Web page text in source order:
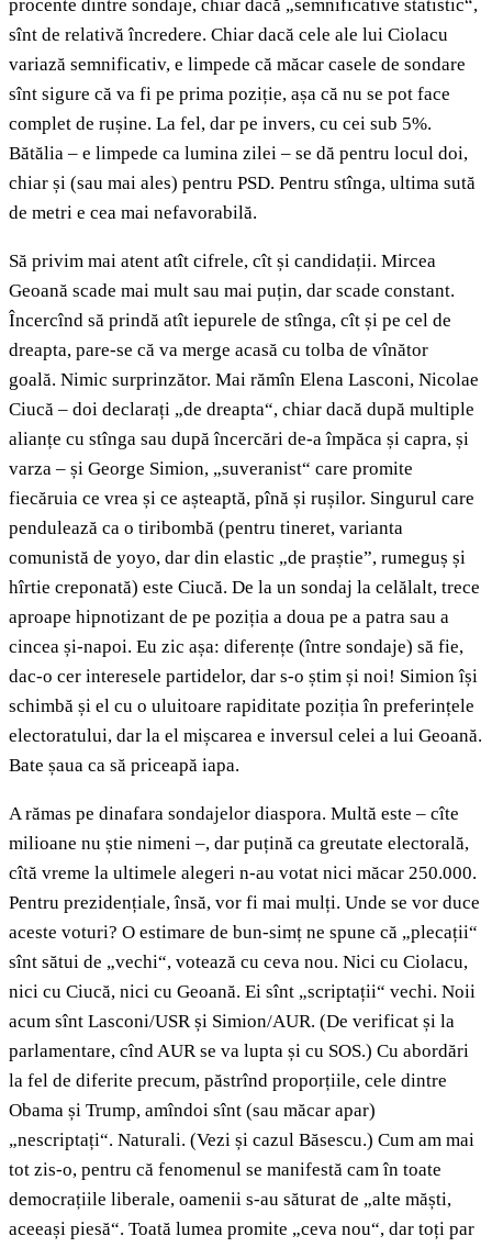
procente dintre sondaje, chiar dacă „semnificative statistic“,
sînt de relativă încredere. Chiar dacă cele ale lui Ciolacu
variază semnificativ, e limpede că măcar casele de sondare
sînt sigure că va fi pe prima poziție, așa că nu se pot face
complet de rușine. La fel, dar pe invers, cu cei sub 5%.
Bătălia – e limpede ca lumina zilei – se dă pentru locul doi,
chiar și (sau mai ales) pentru PSD. Pentru stînga, ultima sută
de metri e cea mai nefavorabilă.
Să privim mai atent atît cifrele, cît și candidații. Mircea
Geoană scade mai mult sau mai puțin, dar scade constant.
Încercînd să prindă atît iepurele de stînga, cît și pe cel de
dreapta, pare-se că va merge acasă cu tolba de vînător
goală. Nimic surprinzător. Mai rămîn Elena Lasconi, Nicolae
Ciucă – doi declarați „de dreapta“, chiar dacă după multiple
alianțe cu stînga sau după încercări de-a împăca și capra, și
varza – și George Simion, „suveranist“ care promite
fiecăruia ce vrea și ce așteaptă, pînă și rușilor. Singurul care
pendulează ca o tiribombă (pentru tineret, varianta
comunistă de yoyo, dar din elastic „de praștie”, rumeguș și
hîrtie creponată) este Ciucă. De la un sondaj la celălalt, trece
aproape hipnotizant de pe poziția a doua pe a patra sau a
cincea și-napoi. Eu zic așa: diferențe (între sondaje) să fie,
dac-o cer interesele partidelor, dar s-o știm și noi! Simion își
schimbă și el cu o uluitoare rapiditate poziția în preferințele
electoratului, dar la el mișcarea e inversul celei a lui Geoană.
Bate șaua ca să priceapă iapa.
A rămas pe dinafara sondajelor diaspora. Multă este – cîte
milioane nu știe nimeni –, dar puțină ca greutate electorală,
cîtă vreme la ultimele alegeri n-au votat nici măcar 250.000.
Pentru prezidențiale, însă, vor fi mai mulți. Unde se vor duce
aceste voturi? O estimare de bun-simț ne spune că „plecații“
sînt sătui de „vechi“, votează cu ceva nou. Nici cu Ciolacu,
nici cu Ciucă, nici cu Geoană. Ei sînt „scriptații“ vechi. Noii
acum sînt Lasconi/USR și Simion/AUR. (De verificat și la
parlamentare, cînd AUR se va lupta și cu SOS.) Cu abordări
la fel de diferite precum, păstrînd proporțiile, cele dintre
Obama și Trump, amîndoi sînt (sau măcar apar)
„nescriptați“. Naturali. (Vezi și cazul Băsescu.) Cum am mai
tot zis-o, pentru că fenomenul se manifestă cam în toate
democrațiile liberale, oamenii s-au săturat de „alte măști,
aceeași piesă“. Toată lumea promite „ceva nou“, dar toți par